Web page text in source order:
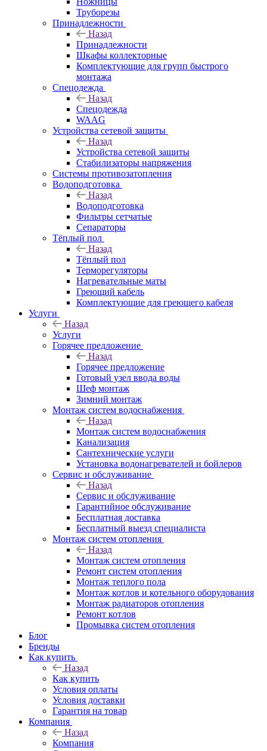
Труборезы
Принадлежности
Назад
Принадлежности
Шкафы коллекторные
Комплектующие для групп быстрого
монтажа
Спецодежда
Назад
Спецодежда
WAAG
Устройства сетевой защиты
Назад
Устройства сетевой защиты
Стабилизаторы напряжения
Системы противозатопления
Водоподготовка
Назад
Водоподготовка
Фильтры сетчатые
Сепараторы
Тёплый пол
Назад
Тёплый пол
Терморегуляторы
Нагревательные маты
Греющий кабель
Комплектующие для греющего кабеля
Услуги
Назад
Услуги
Горячее предложение
Назад
Горячее предложение
Готовый узел ввода воды
Шеф монтаж
Зимний монтаж
Монтаж систем водоснабжения
Назад
Монтаж систем водоснабжения
Канализация
Сантехнические услуги
Установка водонагревателей и бойлеров
Сервис и обслуживание
Назад
Сервис и обслуживание
Гарантийное обслуживание
Бесплатная доставка
Бесплатный выезд специалиста
Монтаж систем отопления
Назад
Монтаж систем отопления
Ремонт систем отопления
Монтаж теплого пола
Монтаж котлов и котельного оборудования
Монтаж радиаторов отопления
Ремонт котлов
Промывка систем отопления
Блог
Бренды
Как купить
Назад
Как купить
Условия оплаты
Условия доставки
Гарантия на товар
Компания
Назад
Компания